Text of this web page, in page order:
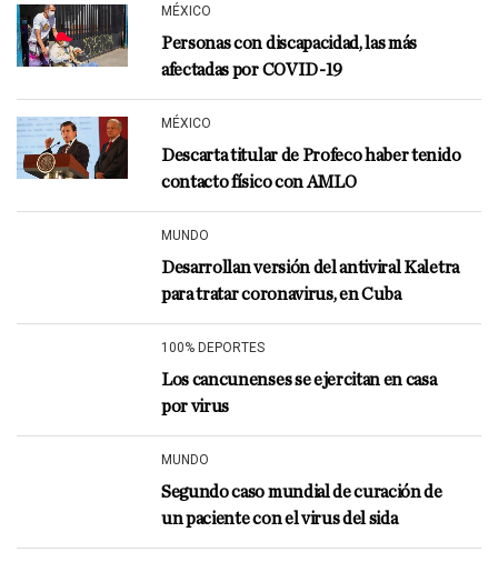
MÉXICO
Personas con discapacidad, las más
afectadas por COVID-19
MÉXICO
Descarta titular de Profeco haber tenido
contacto físico con AMLO
MUNDO
Desarrollan versión del antiviral Kaletra
para tratar coronavirus, en Cuba
100% DEPORTES
Los cancunenses se ejercitan en casa
por virus
MUNDO
Segundo caso mundial de curación de
un paciente con el virus del sida